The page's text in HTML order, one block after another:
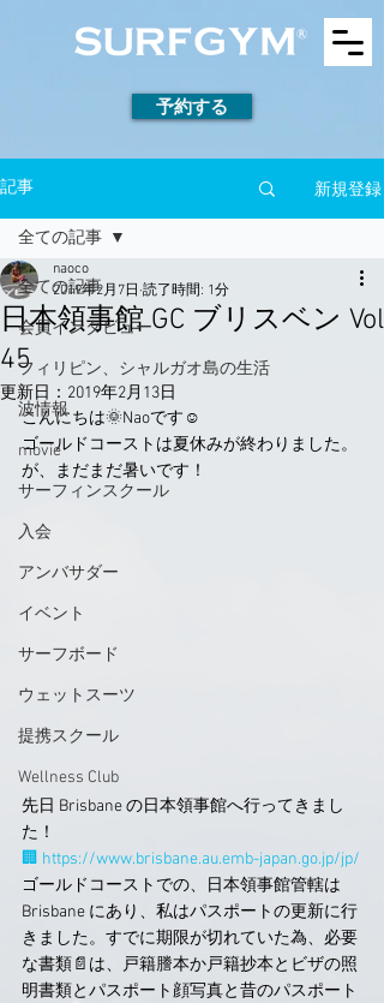
予約する
記事 新規登録
全ての記事
会員インタビュー
フィリピン、シャルガオ島の生活
波情報
movie
サーフィンスクール
入会
アンバサダー
イベント
サーフボード
ウェットスーツ
提携スクール
Wellness Club
全ての記事
日本領事館 GC ブリスベン Vol
45
naoco
2019年2月7日 読了時間: 1分
更新日： 2019年2月13日
こんにちは🌞Naoです☺︎
ゴールドコーストは夏休みが終わりました。
が、まだまだ暑いです！
先日 Brisbane の日本領事館へ行ってきまし
た！
🏢 https://www.brisbane.au.emb-japan.go.jp/jp/
ゴールドコーストでの、日本領事館管轄は
Brisbane にあり、私はパスポートの更新に行
きました。すでに期限が切れていた為、必要
な書類📄は、戸籍謄本か戸籍抄本とビザの照
明書類とパスポート顔写真と昔のパスポート